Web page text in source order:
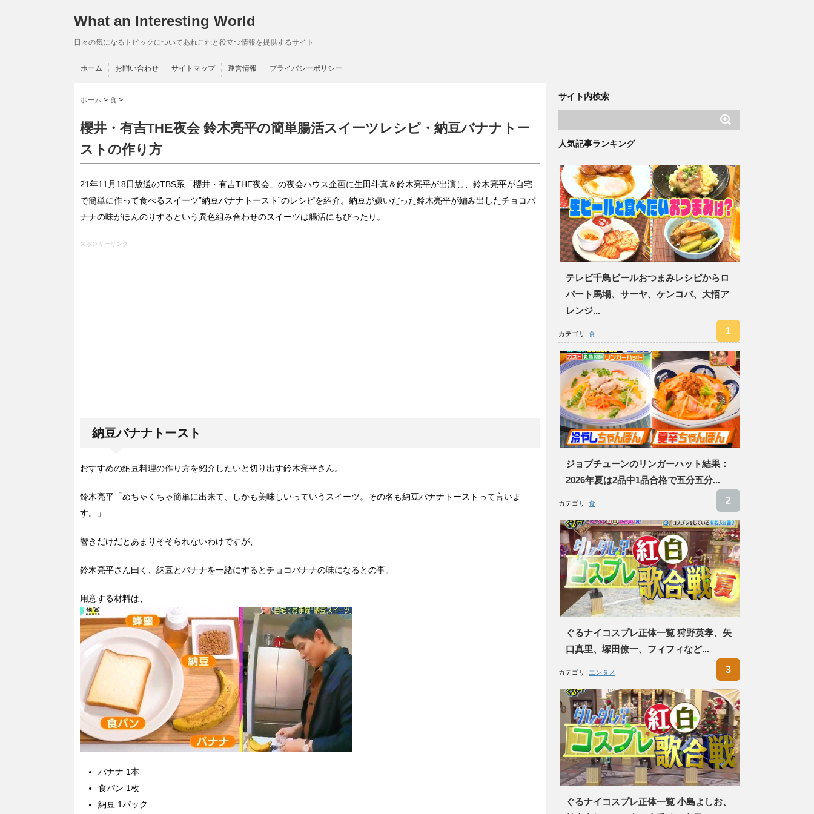
What an Interesting World
日々の気になるトピックについてあれこれと役立つ情報を提供するサイト
ホーム お問い合わせ サイトマップ 運営情報 プライバシーポリシー
ホーム > 食 >
櫻井・有吉THE夜会 鈴木亮平の簡単腸活スイーツレシピ・納豆バナナトー
ストの作り方
21年11月18日放送のTBS系「櫻井・有吉THE夜会」の夜会ハウス企画に生田斗真＆鈴木亮平が出演し、鈴木亮平が自宅
で簡単に作って食べるスイーツ”納豆バナナトースト”のレシピを紹介。納豆が嫌いだった鈴木亮平が編み出したチョコバ
ナナの味がほんのりするという異色組み合わせのスイーツは腸活にもぴったり。
スポンサーリンク
納豆バナナトースト
おすすめの納豆料理の作り方を紹介したいと切り出す鈴木亮平さん。
鈴木亮平「めちゃくちゃ簡単に出来て、しかも美味しいっていうスイーツ。その名も納豆バナナトーストって言いま
す。」
響きだけだとあまりそそられないわけですが、
鈴木亮平さん曰く、納豆とバナナを一緒にするとチョコバナナの味になるとの事。
用意する材料は、
バナナ 1本
食パン 1枚
納豆 1パック
サイト内検索
人気記事ランキング
テレビ千鳥ビールおつまみレシピからロ
バート馬場、サーヤ、ケンコバ、大悟ア
レンジ...
カテゴリ: 食
ジョブチューンのリンガーハット結果：
2026年夏は2品中1品合格で五分五分...
カテゴリ: 食
ぐるナイコスプレ正体一覧 狩野英孝、矢
口真里、塚田僚一、フィフィなど...
カテゴリ: エンタメ
ぐるナイコスプレ正体一覧 小島よしお、